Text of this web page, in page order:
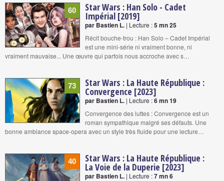
60 Star Wars : Han Solo - Cadet
Impérial [2019]
par Bastien L. | Lecture :5 mn 25
Récit bouche-trou : Han Solo – Cadet Impérial
est une mini-série ni vraiment bonne, ni
vraiment mauvaise... Une œuvre qui parfois nous accroche avec s…
73 Star Wars : La Haute République :
Convergence [2023]
par Bastien L. | Lecture :6 mn 19
Convergence des luttes : Convergence est un
roman sympathique malgré ses défauts. Une
bonne ambiance space-opera avec un style très fluide pour une lecture…
40 Star Wars : La Haute République :
La Voie de la Duperie [2023]
par Bastien L. | Lecture :7 mn 6